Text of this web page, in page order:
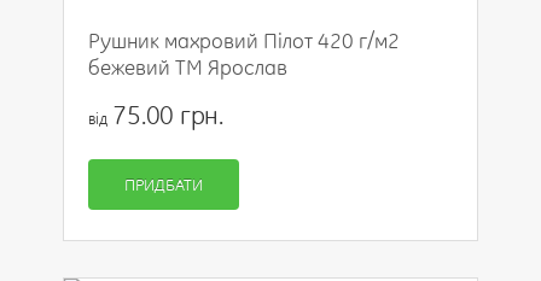
Рушник махровий Пілот 420 г/м2
бежевий ТМ Ярослав
від 75.00 грн.
ПРИДБАТИ